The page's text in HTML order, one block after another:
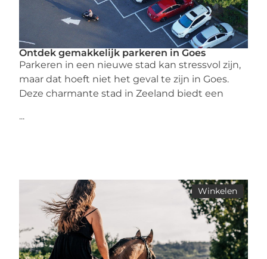
Ontdek gemakkelijk parkeren in Goes
Parkeren in een nieuwe stad kan stressvol zijn,
maar dat hoeft niet het geval te zijn in Goes.
Deze charmante stad in Zeeland biedt een
...
Winkelen